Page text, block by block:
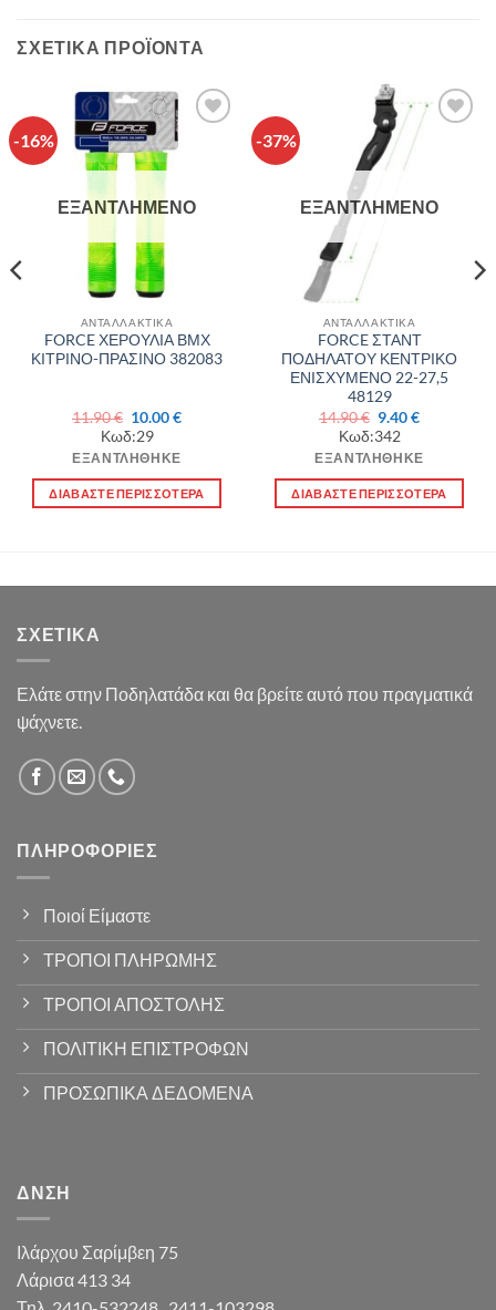
ΣΧΕΤΙΚΆ ΠΡΟΪΌΝΤΑ
-16%
Πρόσθήκη
στην λίστα
επιθυμιών
ΕΞΑΝΤΛΗΜΈΝΟ
ΑΝΤΑΛΛΑΚΤΙΚΑ
FORCE ΧΕΡΟΥΛΙΑ ΒΜΧ
ΚΙΤΡΙΝΟ-ΠΡΑΣΙΝΟ 382083
11.90€ Original
price
was:
11.90 €.
10.00€Η
Κωδ:29
ΕΞΑΝΤΛΉΘΗΚΕ
ΔΙΑΒΆΣΤΕ ΠΕΡΙΣΣΌΤΕΡΑ
-37%
Πρόσθήκη
στην λίστα
ΕΞΑΝΤΛΗΜΈΝΟ
ΑΝΤΑΛΛΑΚΤΙΚΑ
FORCE ΣΤΑΝΤ
ΠΟΔΗΛΑΤΟΥ ΚΕΝΤΡΙΚΟ
ΕΝΙΣΧΥΜΕΝΟ 22-27,5
48129
14.90€ Original
price
was:
14.90 €.
9.40€Η
είναι:
Κωδ:342
ΕΞΑΝΤΛΉΘΗΚΕ
ΔΙΑΒΆΣΤΕ ΠΕΡΙΣΣΌΤΕΡΑ
ΣΧΕΤΙΚΆ
Ελάτε στην Ποδηλατάδα και θα βρείτε αυτό που πραγματικά
ψάχνετε.
ΠΛΗΡΟΦΟΡΊΕΣ
Ποιοί Είμαστε
ΤΡΟΠΟΙ ΠΛΗΡΩΜΗΣ
ΤΡΟΠΟΙ ΑΠΟΣΤΟΛΗΣ
ΠΟΛΙΤΙΚΗ ΕΠΙΣΤΡΟΦΩΝ
ΠΡΟΣΩΠΙΚΑ ΔΕΔΟΜΕΝΑ
ΔΝΣΗ
Ιλάρχου Σαρίμβεη 75
Λάρισα 413 34